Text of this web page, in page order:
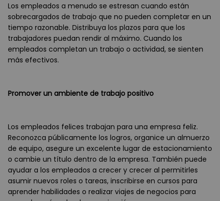
Los empleados a menudo se estresan cuando están
sobrecargados de trabajo que no pueden completar en un
tiempo razonable. Distribuya los plazos para que los
trabajadores puedan rendir al máximo. Cuando los
empleados completan un trabajo o actividad, se sienten
más efectivos.
Promover un ambiente de trabajo positivo
Los empleados felices trabajan para una empresa feliz.
Reconozca públicamente los logros, organice un almuerzo
de equipo, asegure un excelente lugar de estacionamiento
o cambie un título dentro de la empresa. También puede
ayudar a los empleados a crecer y crecer al permitirles
asumir nuevos roles o tareas, inscribirse en cursos para
aprender habilidades o realizar viajes de negocios para